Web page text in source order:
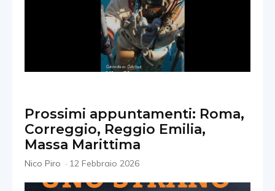
Prossimi appuntamenti: Roma,
Correggio, Reggio Emilia,
Massa Marittima
Nico Piro - 12 Febbraio 2026